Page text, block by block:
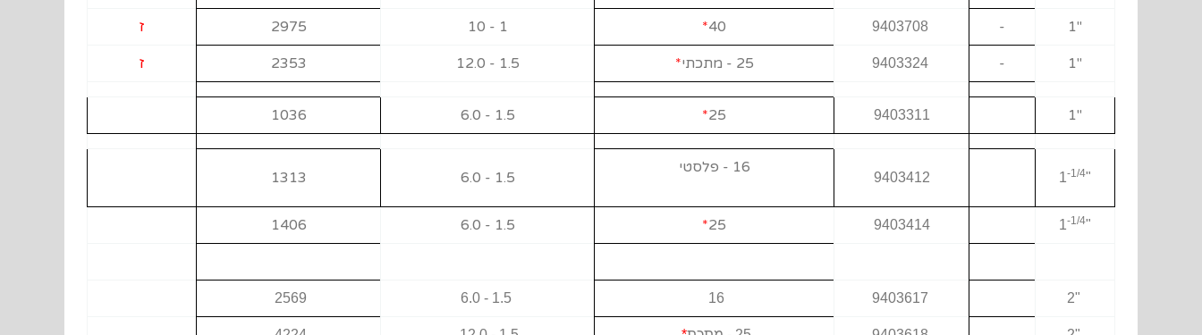
"1
-
40
*
1 - 10
2975 ז
"1
-
9403324 25 - מתכתי *
1.5 - 12.0
2353 ז
"1
9403311
25
*
1.5 - 6.0
1036
"1
-1/4
9403412
16 - פלסטי
1.5 - 6.0
1313
"1
-1/4
9403414
25
*
1.5 - 6.0
1406
"2
16
1.5 - 6.0
2569